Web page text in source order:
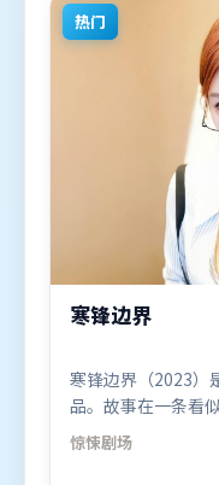
热门
寒锋边界
寒锋边界（2023）
品。故事在一条看
物被迫直面过去与
配角亦承担叙事推
惊悚剧场